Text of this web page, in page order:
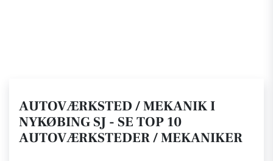
AUTOVÆRKSTED / MEKANIK I
NYKØBING SJ - SE TOP 10
AUTOVÆRKSTEDER / MEKANIKER